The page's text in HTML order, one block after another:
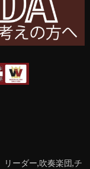
ーダー,吹奏楽団,チ